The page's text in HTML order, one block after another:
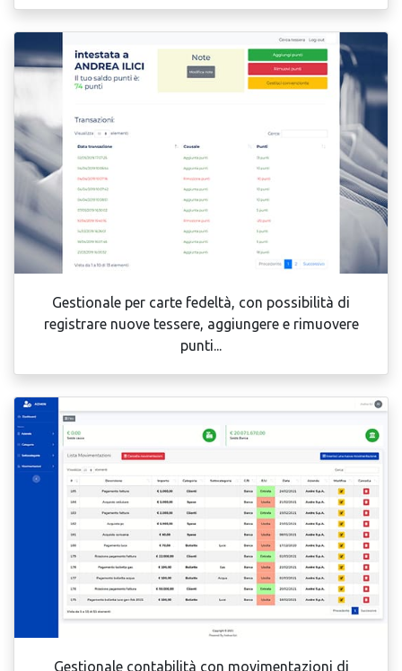
Gestionale per carte fedeltà, con possibilità di
registrare nuove tessere, aggiungere e rimuovere
punti...
Gestionale contabilità con movimentazioni di